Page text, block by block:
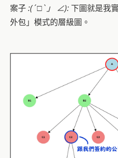
案子:(´□`」 ∠):下圖就是我
外包」模式的層級圖。